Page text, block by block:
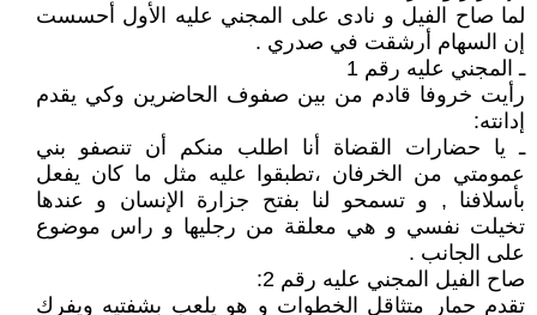
لما صاح الفيل و نادى على المجني عليه الأول أحسست
إن السهام أرشقت في صدري .
ـ المجني عليه رقم 1
رأيت خروفا قادم من بين صفوف الحاضرين وكي يقدم
إدانته:
ـ يا حضارات القضاة أنا اطلب منكم أن تنصفو بني
عمومتي من الخرفان ،تطبقوا عليه مثل ما كان يفعل
بأسلافنا , و تسمحو لنا بفتح جزارة الإنسان و عندها
تخيلت نفسي و هي معلقة من رجليها و راس موضوع
على الجانب .
صاح الفيل المجني عليه رقم 2:
تقدم حمار متثاقل الخطوات و هو يلعب بشفتيه ويفرك